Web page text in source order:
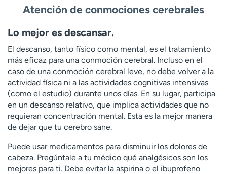
Atención de conmociones cerebrales
Lo mejor es descansar.
El descanso, tanto físico como mental, es el tratamiento
más eficaz para una conmoción cerebral. Incluso en el
caso de una conmoción cerebral leve, no debe volver a la
actividad física ni a las actividades cognitivas intensivas
(como el estudio) durante unos días. En su lugar, participa
en un descanso relativo, que implica actividades que no
requieran concentración mental. Esta es la mejor manera
de dejar que tu cerebro sane.
Puede usar medicamentos para disminuir los dolores de
cabeza. Pregúntale a tu médico qué analgésicos son los
mejores para ti. Debe evitar la aspirina o el ibuprofeno